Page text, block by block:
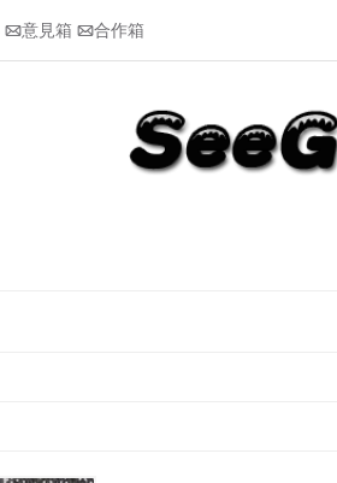
意見箱 合作箱